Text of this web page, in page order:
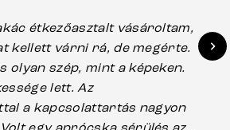
étkezőasztalt vásároltam,
kellett várni rá, de megérte.
mint a képeken.
lett. Az
a kapcsolattartás nagyon
egy aprócska sérülés az